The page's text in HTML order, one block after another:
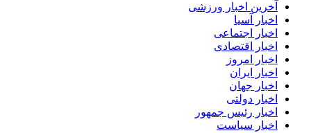
آخرین اخبار ورزشی
اخبار آسیا
اخبار اجتماعی
اخبار اقتصادی
اخبار امروز
اخبار ایران
اخبار جهان
اخبار دولتی
اخبار رئیس جمهور
اخبار سیاست